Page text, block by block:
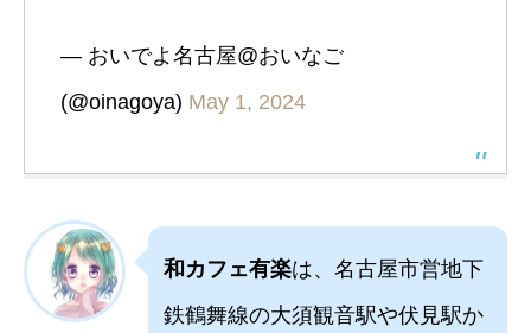
— おいでよ名古屋@おいなご
(@oinagoya) May 1, 2024
和カフェ有楽は、名古屋市営地下
鉄鶴舞線の大須観音駅や伏見駅か